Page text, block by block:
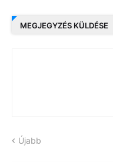
MEGJEGYZÉS KÜLDÉSE
Újabb